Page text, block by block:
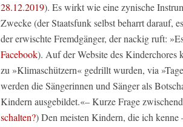
28.12.2019). Es wirkt wie eine zynische
Zwecke (der Staatsfunk selbst beharrt darauf,
der erwischte Fremdgänger, der nackig ruft:
Facebook). Auf der Website des Kinderchores
zu »Klimaschützern« gedrillt wurden, via
werden die Sängerinnen und Sänger als
Kindern ausgebildet.«– Kurze Frage
schalten?) Den meisten Kindern, die ich